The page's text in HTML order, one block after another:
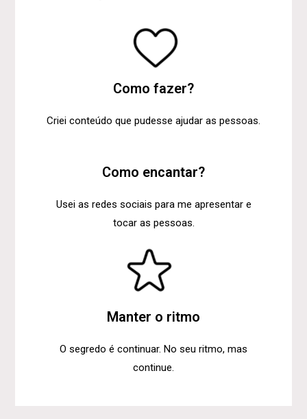
Como fazer?
Criei conteúdo que pudesse ajudar as pessoas.
Como encantar?
Usei as redes sociais para me apresentar e
tocar as pessoas.
Manter o ritmo
O segredo é continuar. No seu ritmo, mas
continue.